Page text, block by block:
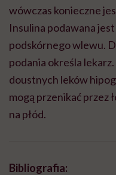
wówczas konieczne
Insulina podawana
podskórnego wlewu.
podania określa
doustnych leków
mogą przenikać przez
na płód.
Bibliografia: